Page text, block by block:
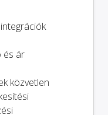
és ár
közvetlen